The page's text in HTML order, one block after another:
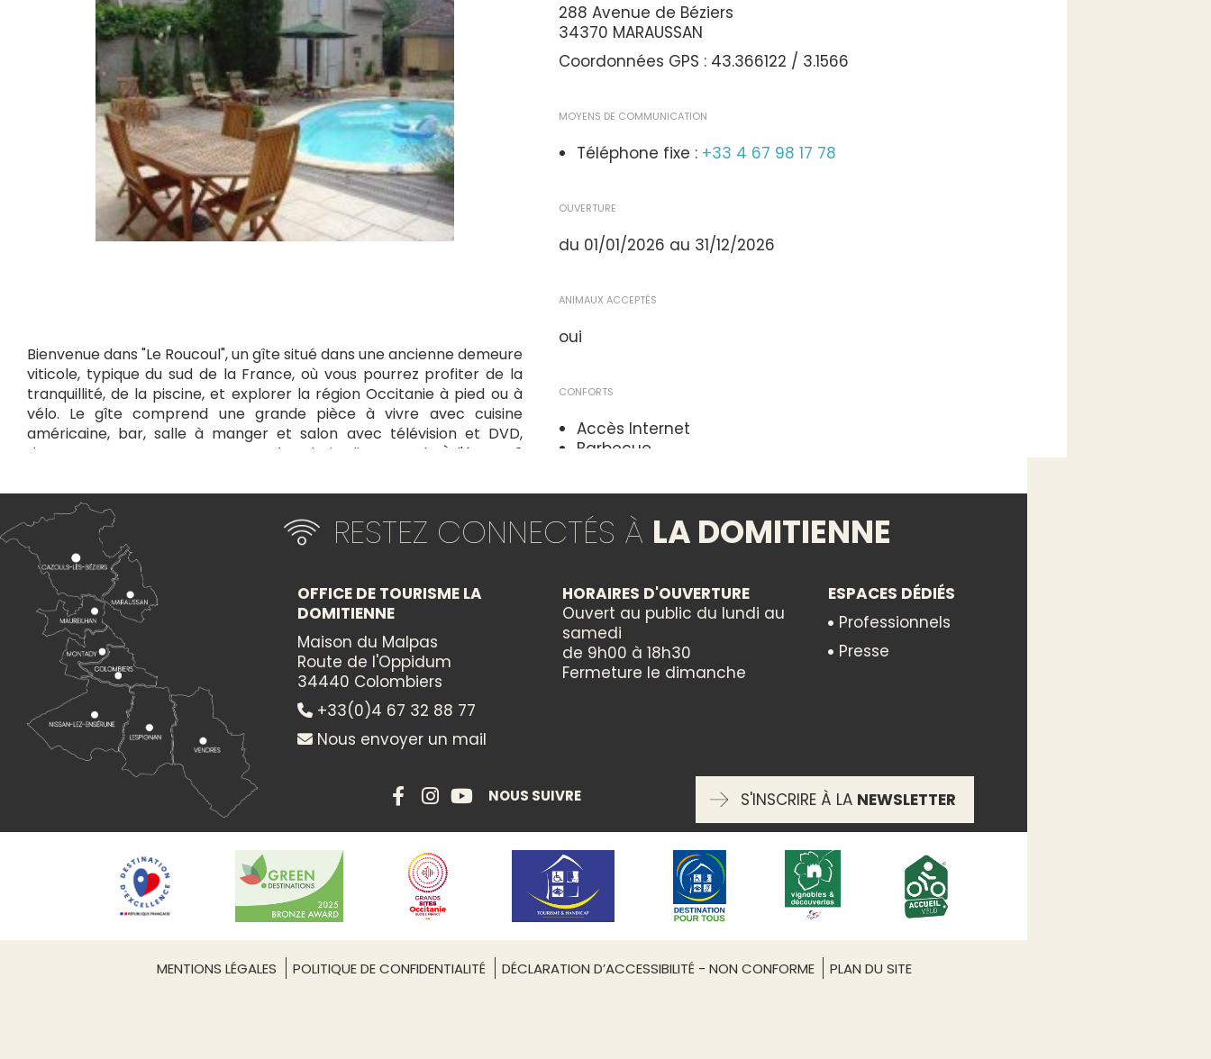
Bienvenue dans "Le Roucoul", un gîte situé dans une ancienne demeure
viticole, typique du sud de la France, où vous pourrez profiter de la
tranquillité, de la piscine, et explorer la région Occitanie à pied ou à
vélo. Le gîte comprend une grande pièce à vivre avec cuisine
américaine, bar, salle à manger et salon avec télévision et DVD,
donnant sur une terrasse avec salon de jardin en teck. À l'étage, 3
poutres apparentes, dont 2 avec lits en 140 cm et 1 avec 4 lits
gigognes en 90 cm.
Itinéraire vers
LE ROUCOUL
−
Leaflet| ©
288 Avenue de Béziers
34370 MARAUSSAN
Coordonnées GPS : 43.366122 / 3.1566
MOYENS DE COMMUNICATION
Téléphone fixe : +33 4 67 98 17 78
OUVERTURE
du 01/01/2026 au 31/12/2026
ANIMAUX ACCEPTÉS
oui
CONFORTS
Accès Internet
Barbecue
Climatisation
Fer à repasser
Lave linge privatif
Télévision
WIFI
ÉQUIPEMENTS
INFORMATIONS COMPLÉMENTAIRES
Capacité maximum : 8 personnes
1 lit en 90
2 lits en 140
3 chambres
RESTEZ CONNECTÉS À LA DOMITIENNE
OFFICE DE TOURISME LA
DOMITIENNE
Maison du Malpas
Route de l'Oppidum
34440 Colombiers
+33(0)4 67 32 88 77
Nous envoyer un mail
HORAIRES D'OUVERTURE
Ouvert au public du lundi au
samedi
de 9h00 à 18h30
Fermeture le dimanche
ESPACES DÉDIÉS
Professionnels
Presse
NOUS SUIVRE S'INSCRIRE À LA NEWSLETTER
MENTIONS LÉGALES POLITIQUE DE CONFIDENTIALITÉ DÉCLARATION D’ACCESSIBILITÉ - NON CONFORME PLAN DU SITE